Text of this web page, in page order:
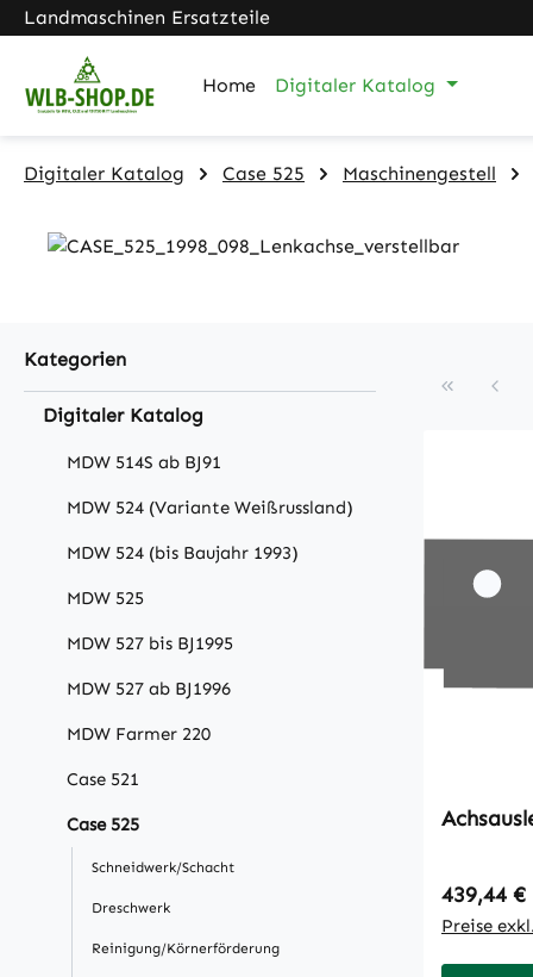
Hauptinhalt springen
Zur Suche springen
Zur Hauptnavigation springen
Landmaschinen Ersatzteile
Home Digitaler Katalog
Digitaler Katalog Case 525 Maschinengestell
Kategorien
Digitaler Katalog
MDW 514S ab BJ91
MDW 524 (Variante Weißrussland)
MDW 524 (bis Baujahr 1993)
MDW 525
MDW 527 bis BJ1995
MDW 527 ab BJ1996
MDW Farmer 220
Case 521
Case 525
Schneidwerk/Schacht
Dreschwerk
Reinigung/Körnerförderung
439,44 €
Preise